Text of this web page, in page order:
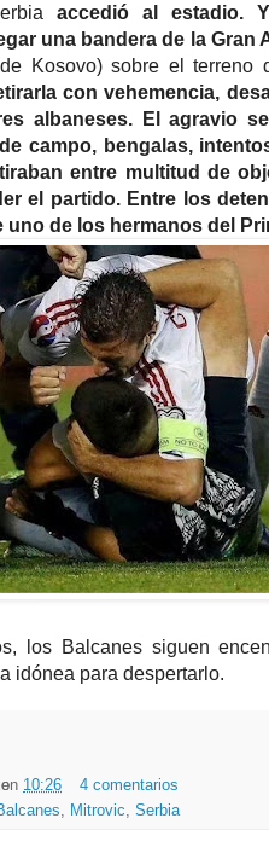
accedió al estadio.
una bandera de la Gran
Kosovo) sobre el terreno
con vehemencia,
albaneses. El agravio
campo, bengalas,
entre multitud de
el partido. Entre los
uno de los hermanos del
los Balcanes siguen
idónea para despertarlo.
en 10:26
4 comentarios
, Mitrovic, Serbia